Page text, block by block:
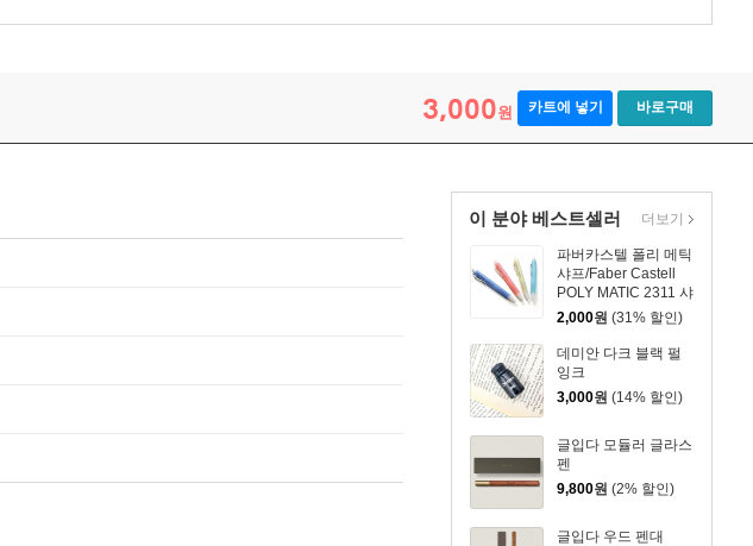
3,000원 카트에 넣기 바로구매
이 분야 베스트셀러
파버카스텔 폴리 메틱
샤프/Faber Castell
POLY MATIC 2311 샤
프
2,000원 (31% 할인)
데미안 다크 블랙 펄
잉크
3,000원 (14% 할인)
글입다 모듈러 글라스
펜
9,800원 (2% 할인)
글입다 우드 펜대
더보기